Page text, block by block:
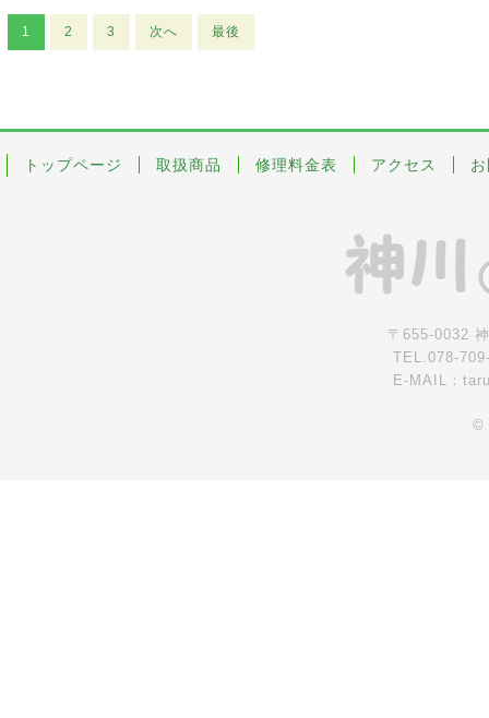
1 2 3 次へ 最後
トップページ 取扱商品 修理料金表 アクセス
〒655-0032
TEL.078-
E-MAIL：
©